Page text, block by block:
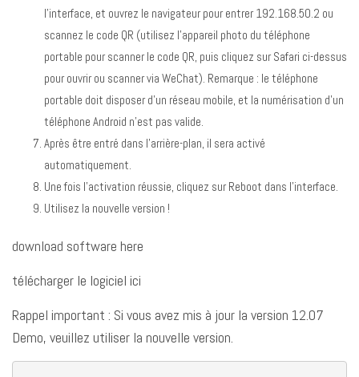
l’interface, et ouvrez le navigateur pour entrer 192.168.50.2 ou
scannez le code QR (utilisez l’appareil photo du téléphone
portable pour scanner le code QR, puis cliquez sur Safari ci-dessus
pour ouvrir ou scanner via WeChat). Remarque : le téléphone
portable doit disposer d’un réseau mobile, et la numérisation d’un
téléphone Android n’est pas valide.
Après être entré dans l’arrière-plan, il sera activé
automatiquement.
Une fois l’activation réussie, cliquez sur Reboot dans l’interface.
Utilisez la nouvelle version !
download software here
télécharger le logiciel ici
Rappel important : Si vous avez mis à jour la version 12.07
Demo, veuillez utiliser la nouvelle version.